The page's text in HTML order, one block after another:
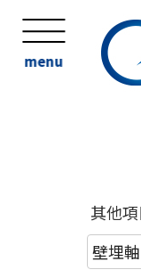
menu
其他項
壁埋